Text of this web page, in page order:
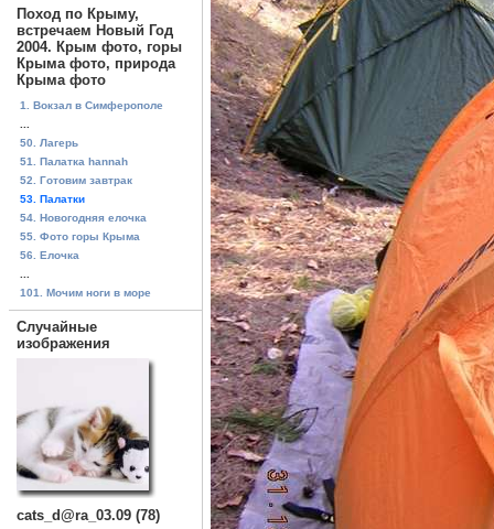
Поход по Крыму,
встречаем Новый Год
2004. Крым фото, горы
Крыма фото, природа
Крыма фото
1. Вокзал в Симферополе
50. Лагерь
51. Палатка hannah
52. Готовим завтрак
53. Палатки
54. Новогодняя елочка
55. Фото горы Крыма
56. Елочка
101. Мочим ноги в море
Случайные
изображения
cats_d@ra_03.09 (78)